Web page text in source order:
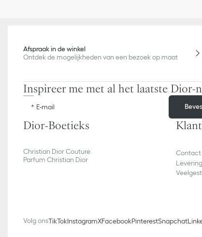
Afspraak in de winkel
Ontdek de mogelijkheden van een bezoek op maat
Inspireer me met al het laatste Dior-
E-mail
Dior-Boetieks
Christian Dior Couture
Parfum Christian Dior
Contact
Volg onsTikTokInstagramXFacebookPinterestSnapchat